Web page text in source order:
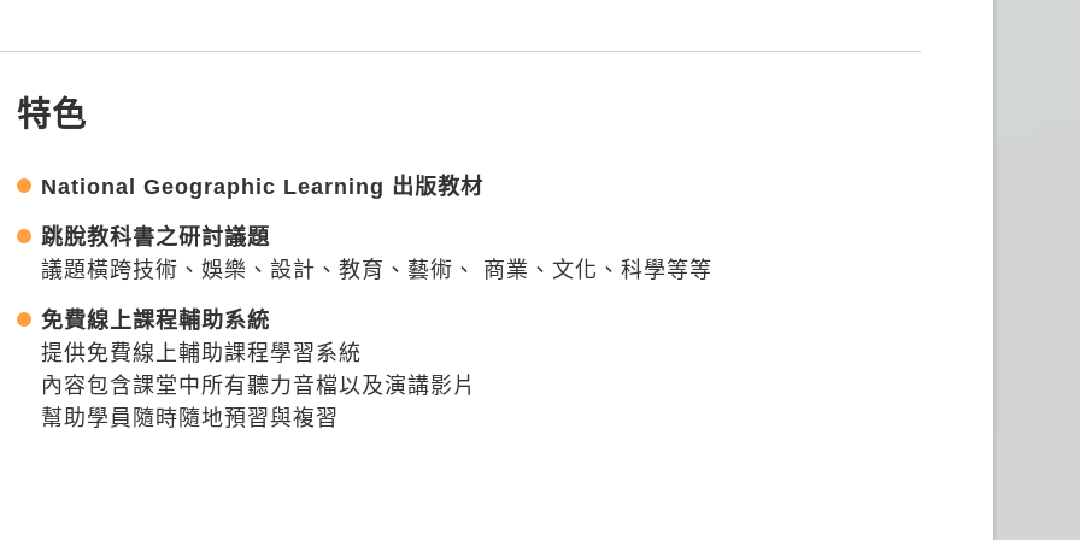
特色
National Geographic Learning 出版教材
跳脫教科書之研討議題
議題橫跨技術、娛樂、設計、教育、藝術、 商業、文化、科學等等
免費線上課程輔助系統
提供免費線上輔助課程學習系統
內容包含課堂中所有聽力音檔以及演講影片
幫助學員隨時隨地預習與複習